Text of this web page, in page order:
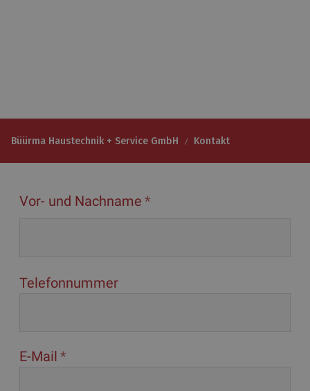
Büürma Haustechnik + Service GmbH Kontakt
Vor- und Nachname
Telefonnummer
E-Mail